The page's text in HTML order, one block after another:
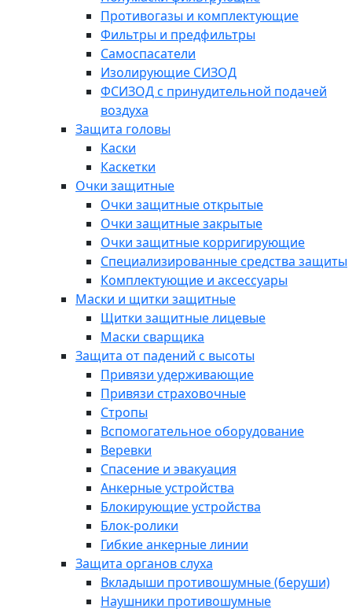
Противогазы и комплектующие
Фильтры и предфильтры
Самоспасатели
Изолирующие СИЗОД
ФСИЗОД с принудительной подачей
воздуха
Защита головы
Каски
Каскетки
Очки защитные
Очки защитные открытые
Очки защитные закрытые
Очки защитные корригирующие
Специализированные средства защиты
Комплектующие и аксессуары
Маски и щитки защитные
Щитки защитные лицевые
Маски сварщика
Защита от падений с высоты
Привязи удерживающие
Привязи страховочные
Стропы
Вспомогательное оборудование
Веревки
Спасение и эвакуация
Анкерные устройства
Блокирующие устройства
Блок-ролики
Гибкие анкерные линии
Защита органов слуха
Вкладыши противошумные (беруши)
Наушники противошумные